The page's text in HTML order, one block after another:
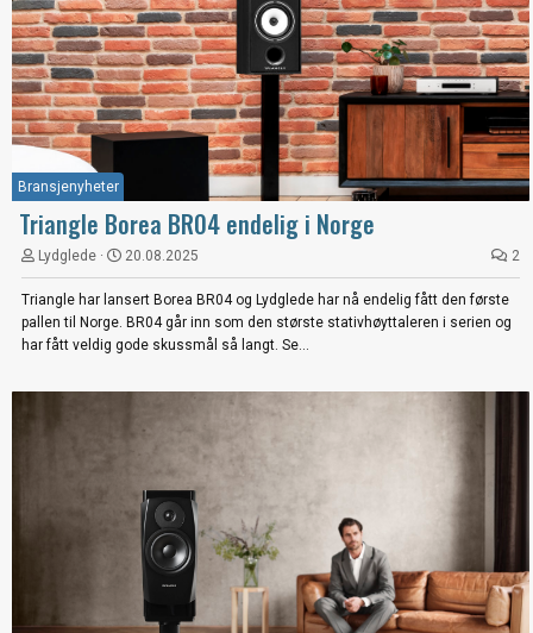
Bransjenyheter
Triangle Borea BR04 endelig i Norge
Lydglede 20.08.2025 2
Triangle har lansert Borea BR04 og Lydglede har nå endelig fått den første
pallen til Norge. BR04 går inn som den største stativhøyttaleren i serien og
har fått veldig gode skussmål så langt. Se...